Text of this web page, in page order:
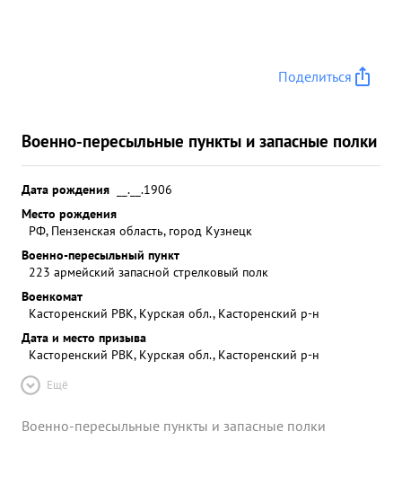
Поделиться
Военно-пересыльные пункты и запасные полки
Дата рождения
__.__.1906
Место рождения
РФ, Пензенская область, город Кузнецк
Военно-пересыльный пункт
223 армейский запасной стрелковый полк
Военкомат
Касторенский РВК, Курская обл., Касторенский р-н
Дата и место призыва
Касторенский РВК, Курская обл., Касторенский р-н
Ещё
Военно-пересыльные пункты и запасные полки